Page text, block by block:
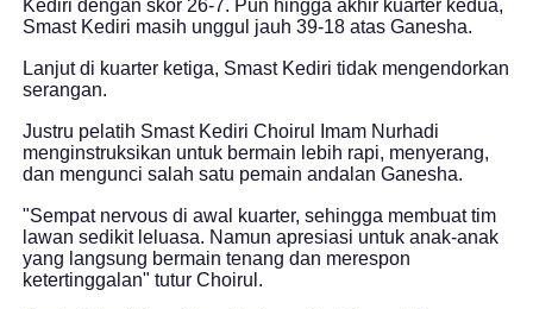
Kediri dengan skor 26-7. Pun hingga akhir kuarter kedua,
Smast Kediri masih unggul jauh 39-18 atas Ganesha.
Lanjut di kuarter ketiga, Smast Kediri tidak mengendorkan
serangan.
Justru pelatih Smast Kediri Choirul Imam Nurhadi
menginstruksikan untuk bermain lebih rapi, menyerang,
dan mengunci salah satu pemain andalan Ganesha.
"Sempat nervous di awal kuarter, sehingga membuat tim
lawan sedikit leluasa. Namun apresiasi untuk anak-anak
yang langsung bermain tenang dan merespon
ketertinggalan" tutur Choirul.